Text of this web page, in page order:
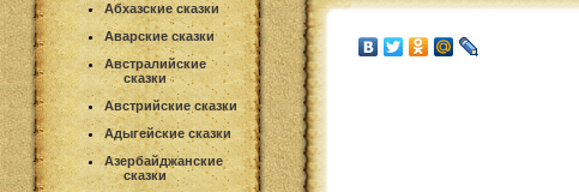
Абхазские сказки
Аварские сказки
Австралийские
сказки
Австрийские сказки
Адыгейские сказки
Азербайджанские
сказки